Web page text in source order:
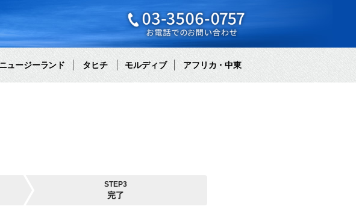
ニュージーランド タヒチ モルディブ アフリカ・中東
STEP3
完了